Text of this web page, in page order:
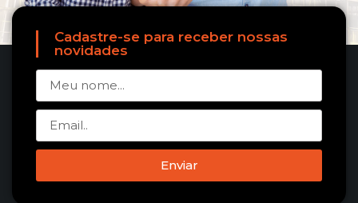
Cadastre-se para receber nossas
novidades
Enviar